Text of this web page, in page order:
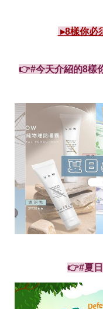
▸8樣你必
👉#今天介紹的8樣
👉#夏